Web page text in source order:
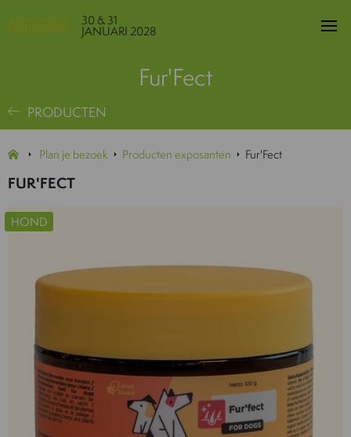
30 & 31
JANUARI 2028
Fur'Fect
PRODUCTEN
Plan je bezoek Producten exposanten Fur'Fect
FUR'FECT
HOND